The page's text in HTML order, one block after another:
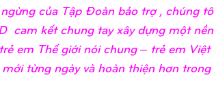
của Tập Đoàn bảo trợ , chúng
cam kết chung tay xây dựng một
em Thế giới nói chung – trẻ em
từng ngày và hoàn thiện hơn